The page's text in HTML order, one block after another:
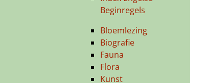
Beginregels
Bloemlezing
Biografie
Fauna
Flora
Kunst